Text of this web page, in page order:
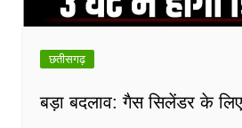
छतीसगढ़
बड़ा बदलाव: गैस सिलेंडर के